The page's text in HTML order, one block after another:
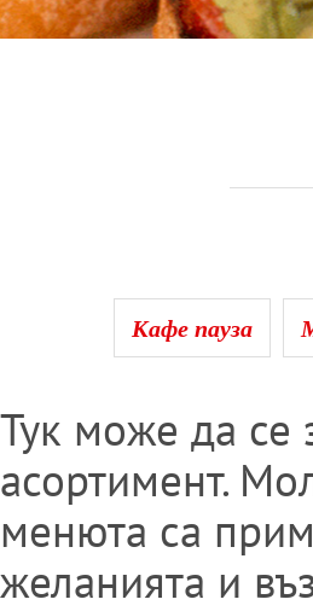
Кафе пауза
Тук може да се
асортимент.
менюта са
желанията и